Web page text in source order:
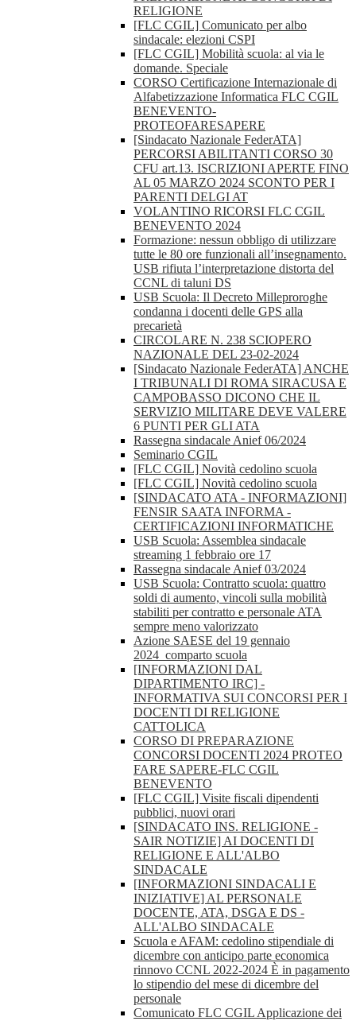
RELIGIONE
[FLC CGIL] Comunicato per albo
sindacale: elezioni CSPI
[FLC CGIL] Mobilità scuola: al via le
domande. Speciale
CORSO Certificazione Internazionale di
Alfabetizzazione Informatica FLC CGIL
BENEVENTO-
PROTEOFARESAPERE
[Sindacato Nazionale FederATA]
PERCORSI ABILITANTI CORSO 30
CFU art.13. ISCRIZIONI APERTE FINO
AL 05 MARZO 2024 SCONTO PER I
PARENTI DELGI AT
VOLANTINO RICORSI FLC CGIL
BENEVENTO 2024
Formazione: nessun obbligo di utilizzare
tutte le 80 ore funzionali all’insegnamento.
USB rifiuta l’interpretazione distorta del
CCNL di taluni DS
USB Scuola: Il Decreto Milleproroghe
condanna i docenti delle GPS alla
precarietà
CIRCOLARE N. 238 SCIOPERO
NAZIONALE DEL 23-02-2024
[Sindacato Nazionale FederATA] ANCHE
I TRIBUNALI DI ROMA SIRACUSA E
CAMPOBASSO DICONO CHE IL
SERVIZIO MILITARE DEVE VALERE
6 PUNTI PER GLI ATA
Rassegna sindacale Anief 06/2024
Seminario CGIL
[FLC CGIL] Novità cedolino scuola
[FLC CGIL] Novità cedolino scuola
[SINDACATO ATA - INFORMAZIONI]
FENSIR SAATA INFORMA -
CERTIFICAZIONI INFORMATICHE
USB Scuola: Assemblea sindacale
streaming 1 febbraio ore 17
Rassegna sindacale Anief 03/2024
USB Scuola: Contratto scuola: quattro
soldi di aumento, vincoli sulla mobilità
stabiliti per contratto e personale ATA
sempre meno valorizzato
Azione SAESE del 19 gennaio
2024_comparto scuola
[INFORMAZIONI DAL
DIPARTIMENTO IRC] -
INFORMATIVA SUI CONCORSI PER I
DOCENTI DI RELIGIONE
CATTOLICA
CORSO DI PREPARAZIONE
CONCORSI DOCENTI 2024 PROTEO
FARE SAPERE-FLC CGIL
BENEVENTO
[FLC CGIL] Visite fiscali dipendenti
pubblici, nuovi orari
[SINDACATO INS. RELIGIONE -
SAIR NOTIZIE] AI DOCENTI DI
RELIGIONE E ALL'ALBO
SINDACALE
[INFORMAZIONI SINDACALI E
INIZIATIVE] AL PERSONALE
DOCENTE, ATA, DSGA E DS -
ALL'ALBO SINDACALE
Scuola e AFAM: cedolino stipendiale di
dicembre con anticipo parte economica
rinnovo CCNL 2022-2024 È in pagamento
lo stipendio del mese di dicembre del
personale
Comunicato FLC CGIL Applicazione dei